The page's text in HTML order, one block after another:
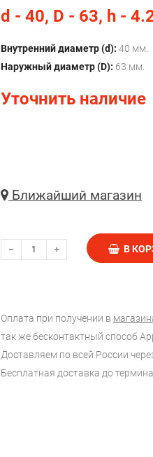
d - 40, D - 63, h -
Внутренний диаметр (d): 40 мм.
Наружный диаметр (D): 63 мм.
Уточнить наличие
Ближайший магазин
В
Оплата при получении в
так же бесконтактный способ
Доставляем по всей России
Бесплатная доставка до